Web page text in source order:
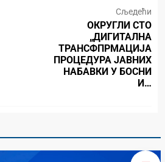
Сљедећи
ОКРУГЛИ СТО
„ДИГИТАЛНА
ТРАНСФПРМАЦИЈА
ПРОЦЕДУРА ЈАВНИХ
НАБАВКИ У БОСНИ
И…